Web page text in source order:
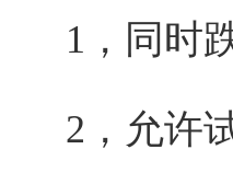
1 ，同时
2 ，允许